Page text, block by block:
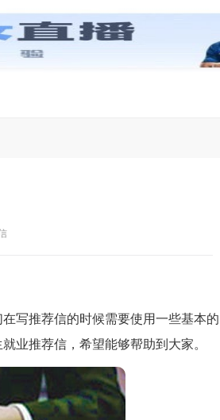
写推荐信的时候需要使用一些基本的
业推荐信，希望能够帮助到大家。